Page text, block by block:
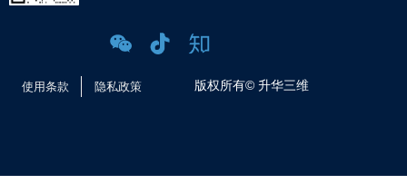
版权所有© 升华三维
使用条款 隐私政策